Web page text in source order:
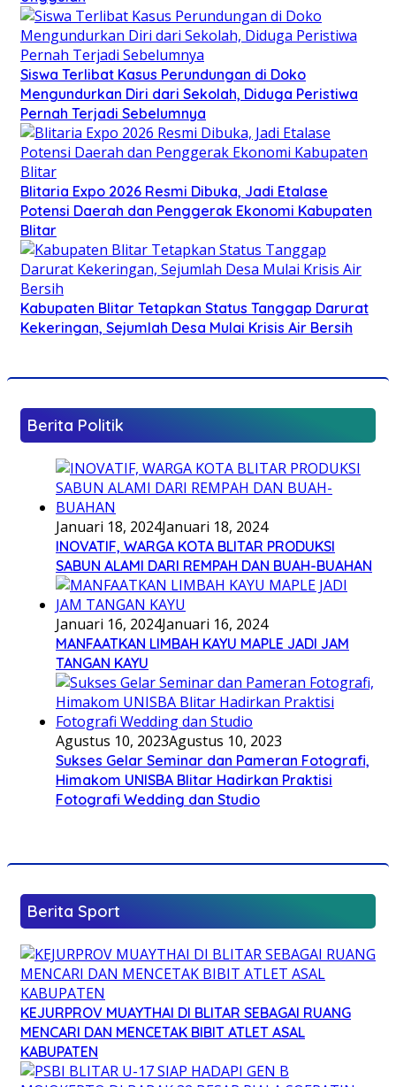
Siswa Terlibat Kasus Perundungan di Doko
Mengundurkan Diri dari Sekolah, Diduga Peristiwa
Pernah Terjadi Sebelumnya
Blitaria Expo 2026 Resmi Dibuka, Jadi Etalase
Potensi Daerah dan Penggerak Ekonomi Kabupaten
Blitar
Kabupaten Blitar Tetapkan Status Tanggap Darurat
Kekeringan, Sejumlah Desa Mulai Krisis Air Bersih
Berita Politik
Januari 18, 2024Januari 18, 2024
INOVATIF, WARGA KOTA BLITAR PRODUKSI
SABUN ALAMI DARI REMPAH DAN BUAH-BUAHAN
Januari 16, 2024Januari 16, 2024
MANFAATKAN LIMBAH KAYU MAPLE JADI JAM
TANGAN KAYU
Agustus 10, 2023Agustus 10, 2023
Sukses Gelar Seminar dan Pameran Fotografi,
Himakom UNISBA Blitar Hadirkan Praktisi
Fotografi Wedding dan Studio
Berita Sport
KEJURPROV MUAYTHAI DI BLITAR SEBAGAI RUANG
MENCARI DAN MENCETAK BIBIT ATLET ASAL
KABUPATEN